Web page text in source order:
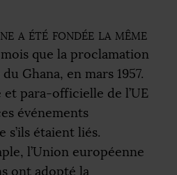
a été fondée la même
que la proclamation
Ghana, en mars 1957.
et para-officielle de l’UE
événements
s’ils étaient liés.
l’Union européenne
ont adopté la